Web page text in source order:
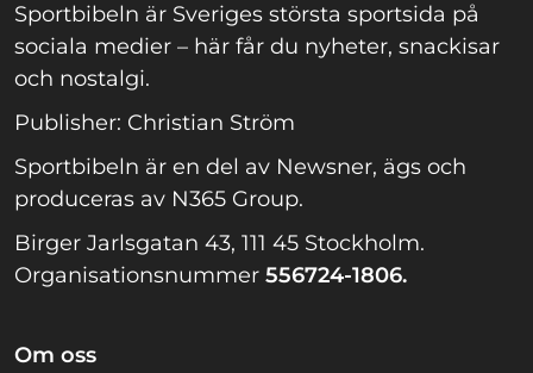
Sportbibeln är Sveriges största sportsida på
sociala medier – här får du nyheter, snackisar
och nostalgi.
Publisher: Christian Ström
Sportbibeln är en del av Newsner, ägs och
produceras av N365 Group.
Birger Jarlsgatan 43, 111 45 Stockholm.
Organisationsnummer 556724-1806.
Om oss